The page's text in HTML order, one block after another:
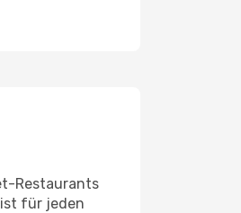
Restaurants
ist für jeden